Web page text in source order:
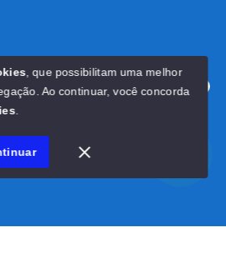
Estamos disponíveis para te ajudar.
IMÓVEIS - Todos os direitos
, que possibilitam uma melhor
Ao continuar, você concorda